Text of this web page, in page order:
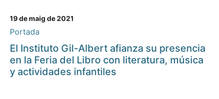
19 de maig de 2021
Portada
El Instituto Gil-Albert afianza su presencia
en la Feria del Libro con literatura, música
y actividades infantiles